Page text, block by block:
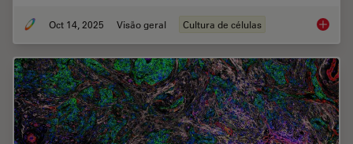
Oct 14, 2025 Visão geral Cultura de células